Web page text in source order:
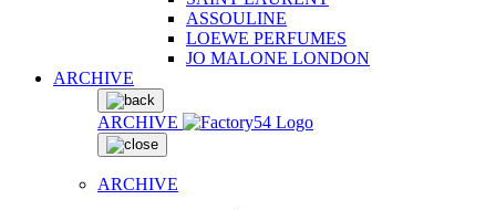
ASSOULINE
LOEWE PERFUMES
JO MALONE LONDON
ARCHIVE
ARCHIVE
ARCHIVE